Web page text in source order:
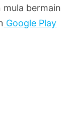
bermain
Google Play